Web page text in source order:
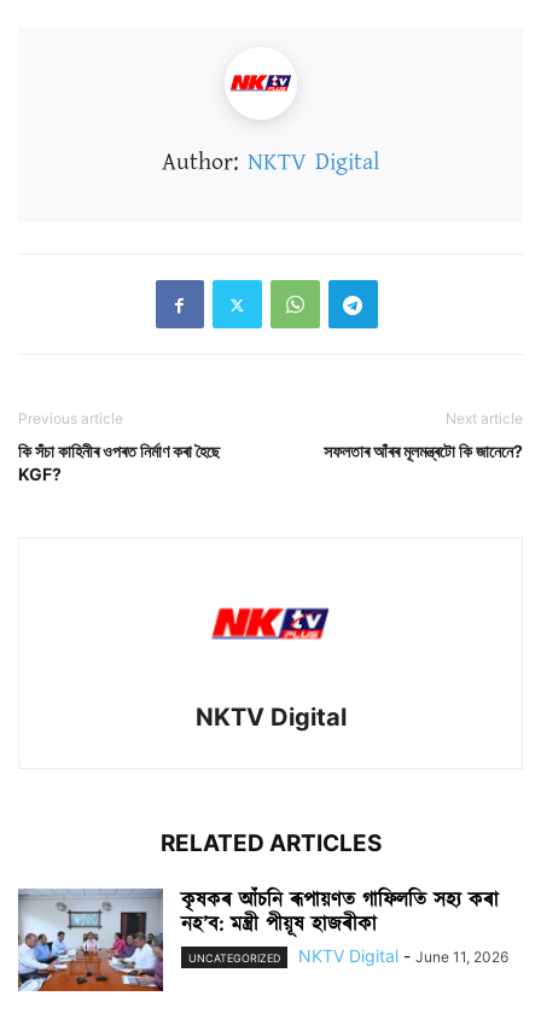
Author: NKTV Digital
Previous article
কি সঁচা কাহিনীৰ ওপৰত নিৰ্মাণ কৰা হৈছে
KGF?
Next article
সফলতাৰ আঁৰৰ মূলমন্ত্ৰটো কি জানেনে?
NKTV Digital
RELATED ARTICLES
কৃষকৰ আঁচনি ৰূপায়ণত গাফিলতি সহ্য কৰা
নহ’ব: মন্ত্ৰী পীয়ূষ হাজৰীকা
UNCATEGORIZED NKTV Digital - June 11, 2026